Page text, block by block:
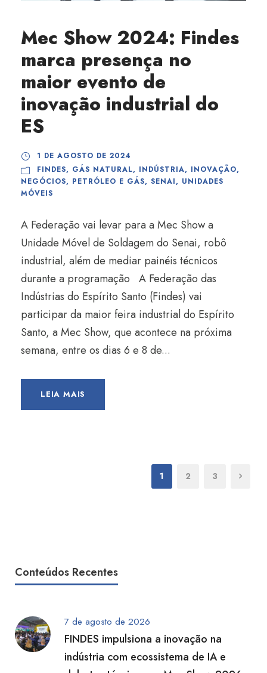
Mec Show 2024: Findes
marca presença no
maior evento de
inovação industrial do
ES
1 DE AGOSTO DE 2024
FINDES, GÁS NATURAL, INDÚSTRIA, INOVAÇÃO,
NEGÓCIOS, PETRÓLEO E GÁS, SENAI, UNIDADES
MÓVEIS
A Federação vai levar para a Mec Show a
Unidade Móvel de Soldagem do Senai, robô
industrial, além de mediar painéis técnicos
durante a programação A Federação das
Indústrias do Espírito Santo (Findes) vai
participar da maior feira industrial do Espírito
Santo, a Mec Show, que acontece na próxima
semana, entre os dias 6 e 8 de...
LEIA MAIS
1 2 3
Conteúdos Recentes
7 de agosto de 2026
FINDES impulsiona a inovação na
indústria com ecossistema de IA e